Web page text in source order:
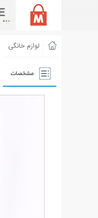
لوازم خانگی
مشخصات